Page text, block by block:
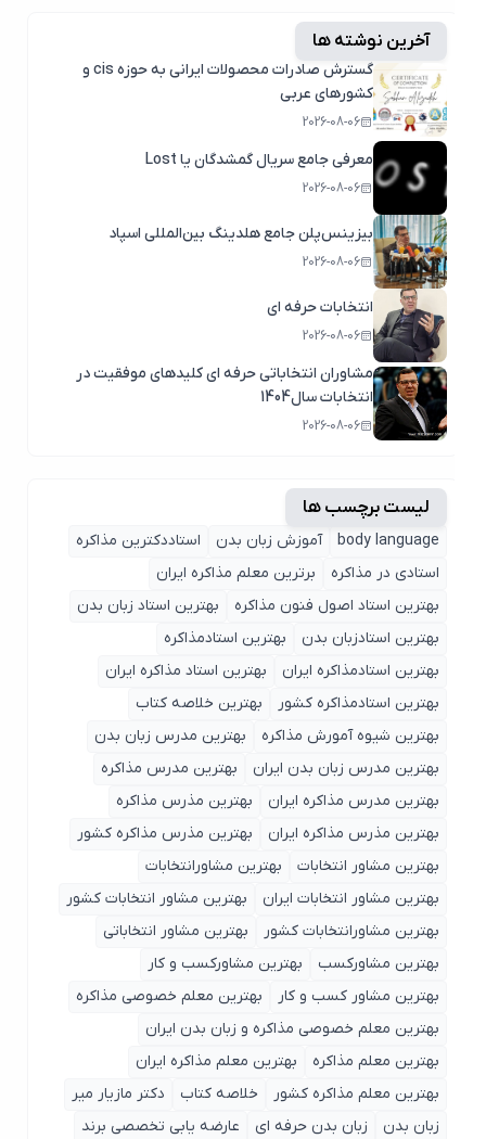
آخرین نوشته ها
گسترش صادرات محصولات ایرانی به حوزه cis و
کشورهای عربی
2026-08-06
معرفی جامع سریال گمشدگان یا Lost
2026-08-06
بیزینس‌پلن جامع هلدینگ بین‌المللی اسپاد
2026-08-06
انتخابات حرفه ای
2026-08-06
مشاوران انتخاباتی حرفه ای کلیدهای موفقیت در
انتخابات سال1404
2026-08-06
لیست برچسب ها
body language آموزش زبان بدن
استاددکترین مذاکره
استادی در مذاکره
برترین معلم مذاکره ایران
بهترین استاد اصول ‌فنون مذاکره
بهترین استاد زبان بدن
بهترین استادزبان بدن
بهترین استادمذاکره
بهترین استادمذاکره ایران
بهترین استاد مذاکره ایران
بهترین استادمذاکره کشور
بهترین خلاصه کتاب
بهترین شیوه آمورش مذاکره
بهترین مدرس زبان بدن
بهترین مدرس زبان بدن ایران
بهترین مدرس مذاکره
بهترین مدرس مذاکره ایران
بهترین مذرس مذاکره
بهترین مذرس مذاکره ایران
بهترین مذرس مذاکره کشور
بهترین مشاور انتخابات
بهترین مشاورانتخابات
بهترین مشاور انتخابات ایران
بهترین مشاور انتخابات کشور
بهترین مشاورانتخابات کشور
بهترین مشاور انتخاباتی
بهترین مشاورکسب
بهترین مشاورکسب و کار
بهترین مشاور کسب و کار
بهترین معلم خصوصی مذاکره
بهترین معلم خصوصی مذاکره و زبان بدن ایران
بهترین معلم مذاکره
بهترین معلم مذاکره ایران
بهترین معلم مذاکره کشور
خلاصه کتاب
دکتر مازیار میر
زبان بدن
زبان بدن حرفه ای
عارضه یابی تخصصی برند